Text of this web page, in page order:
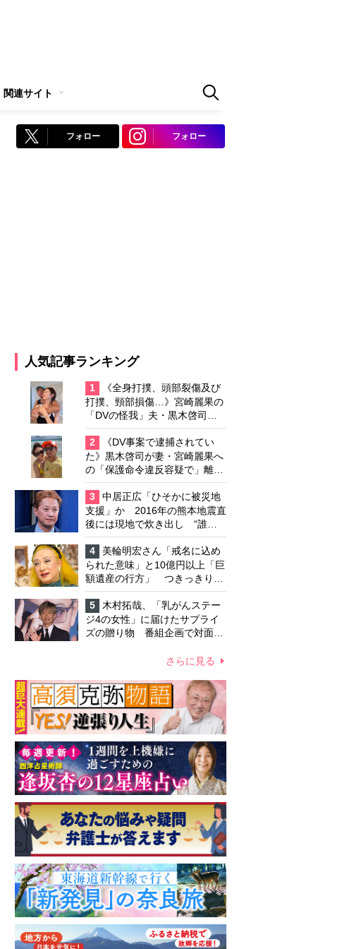
関連サイト
フォロー フォロー
人気記事ランキング
1
《全身打撲、頭部裂傷及び
打撲、頸部損傷…》宮崎麗果の
「DVの怪我」夫・黒木啓司の
逮捕で始まる「夫婦の闘争」
2
《DV事案で逮捕されてい
た》黒木啓司が妻・宮崎麗果へ
の「保護命令違反容疑で」離婚
協議は「第二ステージ」へ
3
中居正広「ひそかに被災地
支援」か 2016年の熊本地震直
後には現地で炊き出し “誰に
も知られなくて良い”と、むし
ろ強まる福祉活動への思い
4
美輪明宏さん「戒名に込め
られた意味」と10億円以上「巨
額遺産の行方」 つきっきりで
私生活をサポートしていた元俳
優が相続か
5
木村拓哉、「乳がんステー
ジ4の女性」に届けたサプライ
ズの贈り物 番組企画で対面し
心遣いに「うれしくて号泣しま
さらに見る